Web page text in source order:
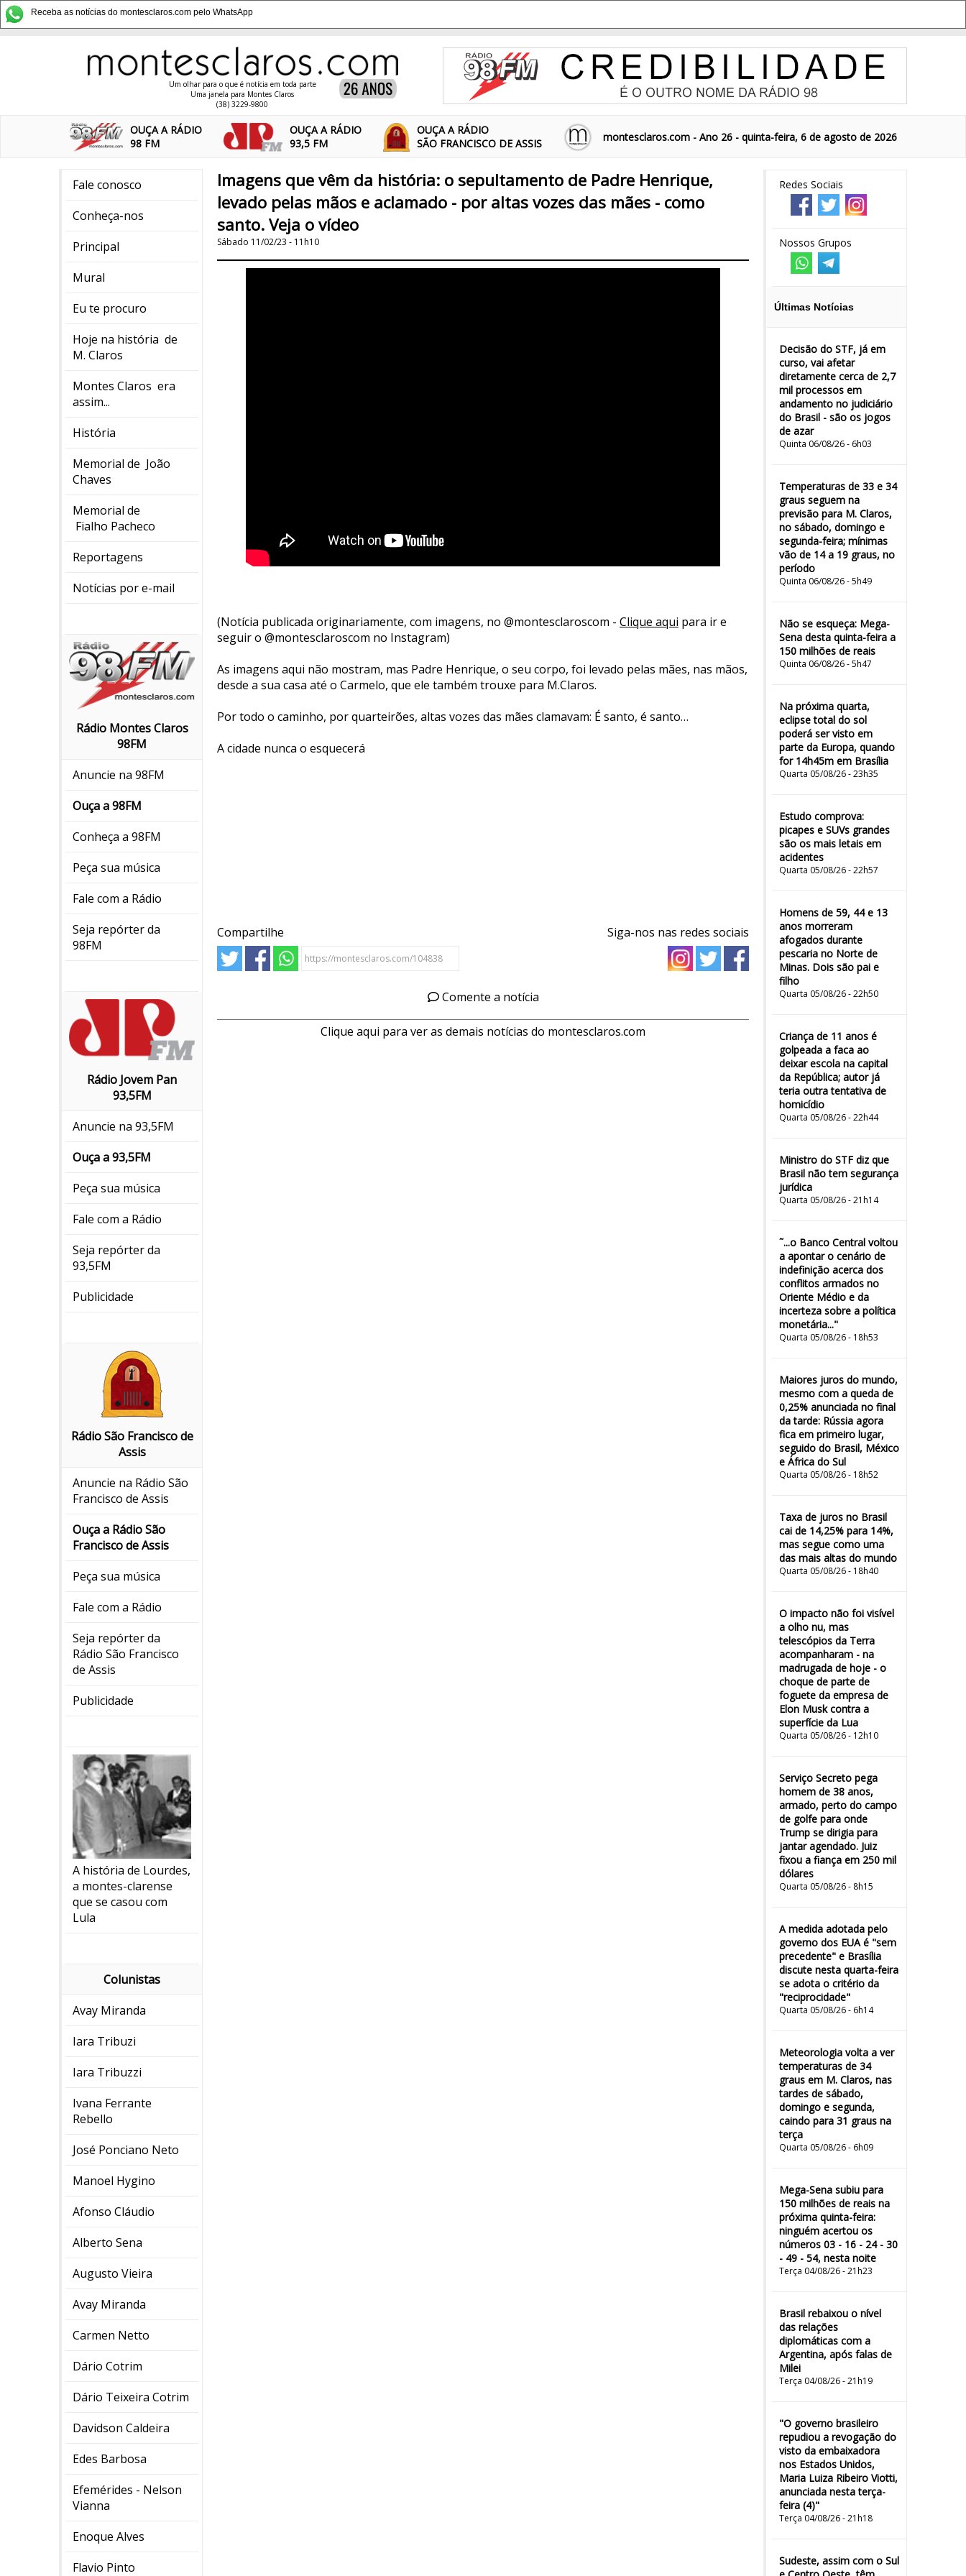
Receba as notícias do montesclaros.com pelo WhatsApp
Um olhar para o que é notícia em toda parte
Uma janela para Montes Claros
(38) 3229-9800
OUÇA A RÁDIO
98 FM
OUÇA A RÁDIO
93,5 FM
OUÇA A RÁDIO
SÃO FRANCISCO DE ASSIS
montesclaros.com - Ano 26 - quinta-feira, 6 de agosto de 2026
Fale conosco
Conheça-nos
Principal
Mural
Eu te procuro
Hoje na história de
M. Claros
Montes Claros era
assim...
História
Memorial de João
Chaves
Memorial de
Fialho Pacheco
Reportagens
Notícias por e-mail
Rádio Montes Claros
98FM
Anuncie na 98FM
Ouça a 98FM
Conheça a 98FM
Peça sua música
Fale com a Rádio
Seja repórter da
98FM
Rádio Jovem Pan
93,5FM
Anuncie na 93,5FM
Ouça a 93,5FM
Peça sua música
Fale com a Rádio
Seja repórter da
93,5FM
Publicidade
Rádio São Francisco de
Assis
Anuncie na Rádio São
Francisco de Assis
Ouça a Rádio São
Francisco de Assis
Peça sua música
Fale com a Rádio
Seja repórter da
Rádio São Francisco
de Assis
Publicidade
A história de Lourdes,
a montes-clarense
que se casou com
Lula
Colunistas
Avay Miranda
Iara Tribuzi
Iara Tribuzzi
Ivana Ferrante
Rebello
José Ponciano Neto
Manoel Hygino
Afonso Cláudio
Alberto Sena
Augusto Vieira
Avay Miranda
Carmen Netto
Dário Cotrim
Dário Teixeira Cotrim
Davidson Caldeira
Edes Barbosa
Efemérides - Nelson
Vianna
Enoque Alves
Flavio Pinto
Redes Sociais
Nossos Grupos
Últimas Notícias
Decisão do STF, já em
curso, vai afetar
diretamente cerca de 2,7
mil processos em
andamento no judiciário
do Brasil - são os jogos
de azar
Quinta 06/08/26 - 6h03
Temperaturas de 33 e 34
graus seguem na
previsão para M. Claros,
no sábado, domingo e
segunda-feira; mínimas
vão de 14 a 19 graus, no
período
Quinta 06/08/26 - 5h49
Não se esqueça: Mega-
Sena desta quinta-feira a
150 milhões de reais
Quinta 06/08/26 - 5h47
Na próxima quarta,
eclipse total do sol
poderá ser visto em
parte da Europa, quando
for 14h45m em Brasília
Quarta 05/08/26 - 23h35
Estudo comprova:
picapes e SUVs grandes
são os mais letais em
acidentes
Quarta 05/08/26 - 22h57
Homens de 59, 44 e 13
anos morreram
afogados durante
pescaria no Norte de
Minas. Dois são pai e
filho
Quarta 05/08/26 - 22h50
Criança de 11 anos é
golpeada a faca ao
deixar escola na capital
da República; autor já
teria outra tentativa de
homicídio
Quarta 05/08/26 - 22h44
Ministro do STF diz que
Brasil não tem segurança
jurídica
Quarta 05/08/26 - 21h14
˜...o Banco Central voltou
a apontar o cenário de
indefinição acerca dos
conflitos armados no
Oriente Médio e da
incerteza sobre a política
monetária..."
Quarta 05/08/26 - 18h53
Maiores juros do mundo,
mesmo com a queda de
0,25% anunciada no final
da tarde: Rússia agora
fica em primeiro lugar,
seguido do Brasil, México
e África do Sul
Quarta 05/08/26 - 18h52
Taxa de juros no Brasil
cai de 14,25% para 14%,
mas segue como uma
das mais altas do mundo
Quarta 05/08/26 - 18h40
O impacto não foi visível
a olho nu, mas
telescópios da Terra
acompanharam - na
madrugada de hoje - o
choque de parte de
foguete da empresa de
Elon Musk contra a
superfície da Lua
Quarta 05/08/26 - 12h10
Serviço Secreto pega
homem de 38 anos,
armado, perto do campo
de golfe para onde
Trump se dirigia para
jantar agendado. Juiz
fixou a fiança em 250 mil
dólares
Quarta 05/08/26 - 8h15
A medida adotada pelo
governo dos EUA é "sem
precedente" e Brasília
discute nesta quarta-feira
se adota o critério da
"reciprocidade"
Quarta 05/08/26 - 6h14
Meteorologia volta a ver
temperaturas de 34
graus em M. Claros, nas
tardes de sábado,
domingo e segunda,
caindo para 31 graus na
terça
Quarta 05/08/26 - 6h09
Mega-Sena subiu para
150 milhões de reais na
próxima quinta-feira:
ninguém acertou os
números 03 - 16 - 24 - 30
- 49 - 54, nesta noite
Terça 04/08/26 - 21h23
Brasil rebaixou o nível
das relações
diplomáticas com a
Argentina, após falas de
Milei
Terça 04/08/26 - 21h19
"O governo brasileiro
repudiou a revogação do
visto da embaixadora
nos Estados Unidos,
Maria Luiza Ribeiro Viotti,
anunciada nesta terça-
feira (4)"
Terça 04/08/26 - 21h18
Sudeste, assim com o Sul
Imagens que vêm da história: o sepultamento de Padre Henrique,
levado pelas mãos e aclamado - por altas vozes das mães - como
santo. Veja o vídeo
Sábado 11/02/23 - 11h10
(Notícia publicada originariamente, com imagens, no @montesclaroscom - Clique aqui para ir e
seguir o @montesclaroscom no Instagram)
As imagens aqui não mostram, mas Padre Henrique, o seu corpo, foi levado pelas mães, nas mãos,
desde a sua casa até o Carmelo, que ele também trouxe para M.Claros.
Por todo o caminho, por quarteirões, altas vozes das mães clamavam: É santo, é santo…
A cidade nunca o esquecerá
Compartilhe Siga-nos nas redes sociais
Comente a notícia
Clique aqui para ver as demais notícias do montesclaros.com